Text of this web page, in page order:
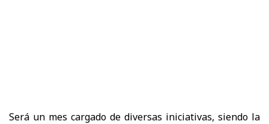
Será un mes cargado de diversas iniciativas, siendo la